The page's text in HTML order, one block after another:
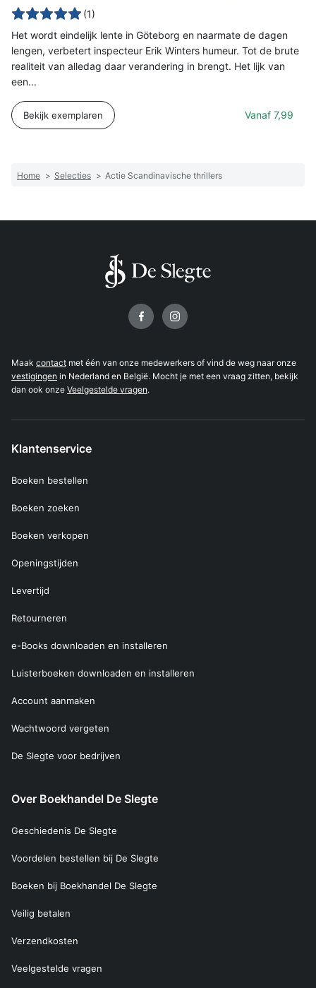
(1)
Het wordt eindelijk lente in Göteborg en naarmate de dagen
lengen, verbetert inspecteur Erik Winters humeur. Tot de brute
realiteit van alledag daar verandering in brengt. Het lijk van
een...
Vanaf 7,99
Bekijk exemplaren
Home > Selecties > Actie Scandinavische thrillers
Maak contact met één van onze medewerkers of vind de weg naar onze
vestigingen in Nederland en België. Mocht je met een vraag zitten, bekijk
dan ook onze Veelgestelde vragen.
Klantenservice
Boeken bestellen
Boeken zoeken
Boeken verkopen
Openingstijden
Levertijd
Retourneren
e-Books downloaden en installeren
Luisterboeken downloaden en installeren
Account aanmaken
Wachtwoord vergeten
De Slegte voor bedrijven
Over Boekhandel De Slegte
Geschiedenis De Slegte
Voordelen bestellen bij De Slegte
Boeken bij Boekhandel De Slegte
Veilig betalen
Verzendkosten
Veelgestelde vragen